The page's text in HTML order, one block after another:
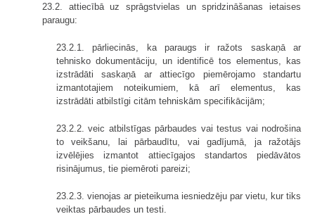
23.2. attiecībā uz sprāgstvielas un spridzināšanas ietaises
paraugu:
23.2.1. pārliecinās, ka paraugs ir ražots saskaņā ar
tehnisko dokumentāciju, un identificē tos elementus, kas
izstrādāti saskaņā ar attiecīgo piemērojamo standartu
izmantotajiem noteikumiem, kā arī elementus, kas
izstrādāti atbilstīgi citām tehniskām specifikācijām;
23.2.2. veic atbilstīgas pārbaudes vai testus vai nodrošina
to veikšanu, lai pārbaudītu, vai gadījumā, ja ražotājs
izvēlējies izmantot attiecīgajos standartos piedāvātos
risinājumus, tie piemēroti pareizi;
23.2.3. vienojas ar pieteikuma iesniedzēju par vietu, kur tiks
veiktas pārbaudes un testi.